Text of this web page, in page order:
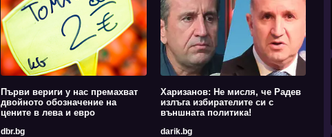
Първи вериги у нас премахват
двойното обозначение на
цените в лева и евро
dbr.bg
Харизанов: Не мисля, че Радев
излъга избирателите си с
външната политика!
darik.bg